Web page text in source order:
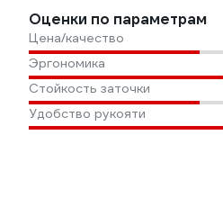
Оценки по параметрам
Цена/качество
Эргономика
Стойкость заточки
Удобство рукояти